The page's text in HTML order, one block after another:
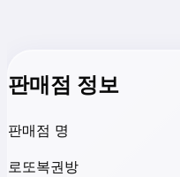
판매점 정보
판매점 명
로또복권방